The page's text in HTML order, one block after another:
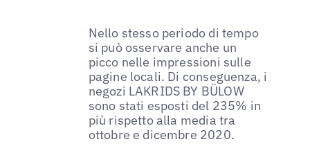
Nello stesso periodo di tempo
si può osservare anche un
picco nelle impressioni sulle
pagine locali. Di conseguenza, i
negozi LAKRIDS BY BÜLOW
sono stati esposti del 235% in
più rispetto alla media tra
ottobre e dicembre 2020.